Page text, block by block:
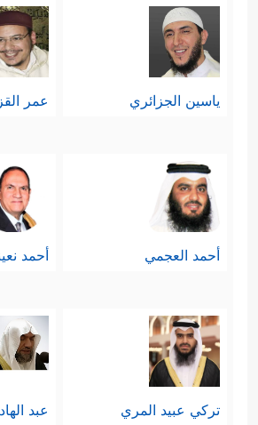
ياسين الجزائري عمر
أحمد العجمي أحمد
تركي عبيد المري عبد